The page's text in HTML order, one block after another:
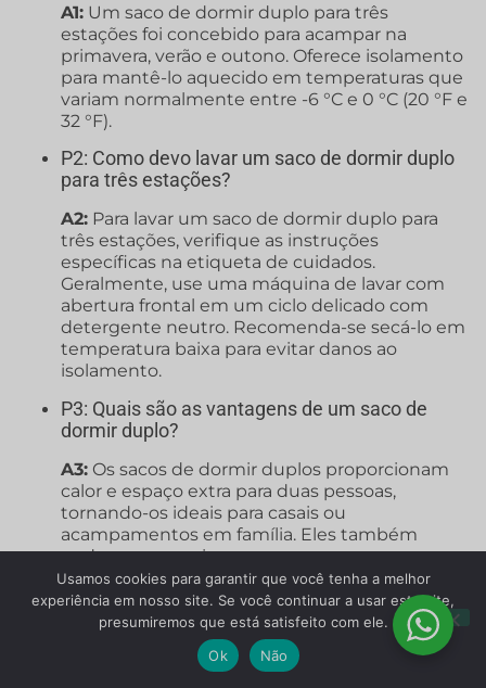
A1: Um saco de dormir duplo para três
estações foi concebido para acampar na
primavera, verão e outono. Oferece isolamento
para mantê-lo aquecido em temperaturas que
variam normalmente entre -6 °C e 0 °C (20 °F e
32 °F).
P2: Como devo lavar um saco de dormir duplo
para três estações?
A2: Para lavar um saco de dormir duplo para
três estações, verifique as instruções
específicas na etiqueta de cuidados.
Geralmente, use uma máquina de lavar com
abertura frontal em um ciclo delicado com
detergente neutro. Recomenda-se secá-lo em
temperatura baixa para evitar danos ao
isolamento.
P3: Quais são as vantagens de um saco de
dormir duplo?
A3: Os sacos de dormir duplos proporcionam
calor e espaço extra para duas pessoas,
tornando-os ideais para casais ou
acampamentos em família. Eles também
podem economizar peso e espaço em seu
equipamento, já que você não precisa de dois
sacos de dormir separados.
P4: Um saco de dormir duplo para três
estações pode ser usado no inverno?
Usamos cookies para garantir que você tenha a melhor
experiência em nosso site. Se você continuar a usar este site,
presumiremos que está satisfeito com ele.
Ok
Não